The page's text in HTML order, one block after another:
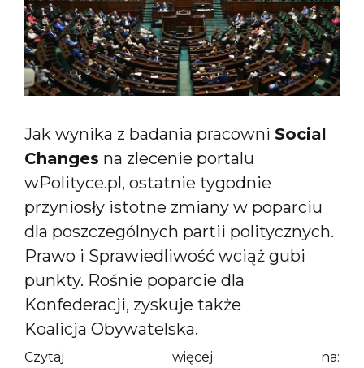
Jak wynika z badania pracowni Social
Changes na zlecenie portalu
wPolityce.pl, ostatnie tygodnie
przyniosły istotne zmiany w poparciu
dla poszczególnych partii politycznych.
Prawo i Sprawiedliwość wciąż gubi
punkty. Rośnie poparcie dla
Konfederacji, zyskuje także
Koalicja Obywatelska.
Czytaj więcej na: